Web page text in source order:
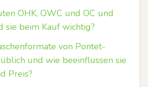
OHK, OWC und OC und
sie beim Kauf wichtig?
von Pontet-
und wie beeinflussen sie
Preis?